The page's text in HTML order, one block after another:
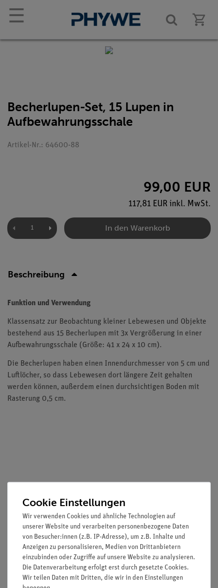
☰
Becherlupen-Set, 15 Lupen in
Aufbewahrungsschale
Artikel-Nr.: 64600-88
99,00 EUR
117,81 EUR inkl. MwSt.
In den Warenkorb
Beschreibung
Funktion und Verwendung
Klassensatz zur Beobachtung kleiner Lebewesen und Objekte
bestehend aus 15 Becherlupen mit 3x Vergrößerung in einer
Aufbewahrungsschale (Größe: 41 x 24 x 10 cm).
Die Becherlupen haben einen Innendurchmesser von 5 cm und
Luftlöcher, so dass Lebewesen dort längere Zeit gehalten
werden können, außerdem einen durchsichtigen Boden mit
Rasterung 0,5 cm.
Lieferumfang
Cookie Einstellungen
Wir verwenden Cookies und ähnliche Technologien auf
unserer Website und verarbeiten personenbezogene Daten
von Besucher:innen (z.B. IP-Adresse), um z.B. Inhalte und
Anzeigen zu personalisieren, Medien von Drittanbietern
einzubinden oder Zugriffe auf unsere Website zu analysieren.
Die Datenverarbeitung erfolgt erst durch gesetzte Cookies.
Wir teilen Daten mit Dritten, die wir in den Einstellungen